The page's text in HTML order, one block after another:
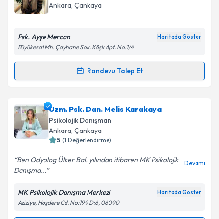
takvim hazırlandığında e-posta ile bilgilendireceğiz.
Kişisel verilerimin işlenmesine ilişkin
Metni'ni okudum ve kişisel verilerimin belirtilen
Takvim Talebini Gönder
Ankara, Çankaya
Psk. Ayşe Mercan Haritada Göster
Büyükesat Mh. Çayhane Sok. Köşk Apt. No:1/4
Randevu Talep Et
Randevu Takvimi Talebi
Psk. Ayşe Mercaniçin randevu takvimi talebi
oluşturun. Size bu uzmandan randevu almanız için bir
takvim hazırlandığında e-posta ile bilgilendireceğiz.
Kişisel verilerimin işlenmesine ilişkin
Aydınlatma
Metni'ni okudum ve kişisel verilerimin belirtilen
kapsamda işlenmesini kabul ediyorum.
Uzm. Psk. Dan. Melis Karakaya
Psikolojik Danışman
Ankara, Çankaya
5 (1 Değerlendirme)
Ben Odyolog Ülker Bal. yılından itibaren MK Psikolojik
Danışma...
Devamı
MK Psikolojik Danışma Merkezi Haritada Göster
Aziziye, Hoşdere Cd. No:199 D:6, 06090